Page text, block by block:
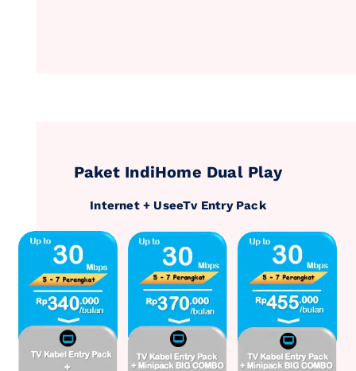
Paket IndiHome Dual Play
Internet + UseeTv Entry Pack